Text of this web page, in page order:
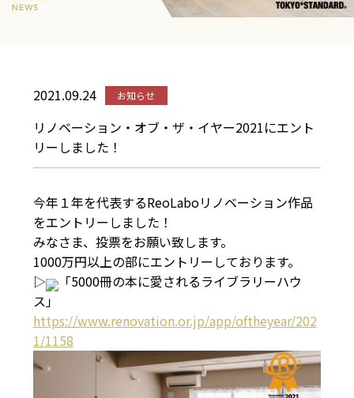
2021.09.24 お知らせ
リノベーション・オブ・ザ・イヤー2021にエント
リーしました！
今年１年を代表するReoLaboリノベーション作品
をエントリーしました！
みなさま、投票をお願い致します。
1000万円以上の部にエントリーしております。
▷
「5000冊の本に愛されるライブラリーハウ
ス」
https://www.renovation.or.jp/app/oftheyear/202
1/1158